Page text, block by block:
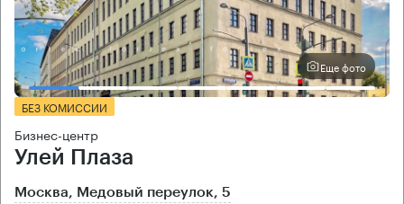
Еще фото
БЕЗ КОМИССИИ
Бизнес-центр
Улей Плаза
Москва, Медовый переулок, 5